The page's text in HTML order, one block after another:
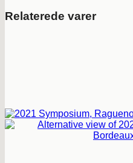
Relaterede varer